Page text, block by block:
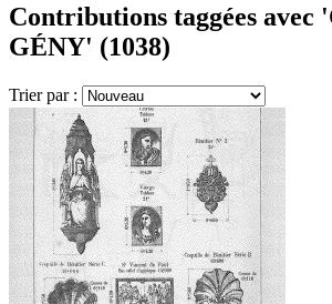
Contributions taggées
GÉNY' (1038)
Trier par :